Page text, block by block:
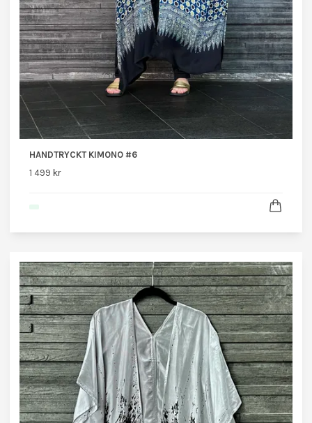
HANDTRYCKT KIMONO #6
1 499 kr